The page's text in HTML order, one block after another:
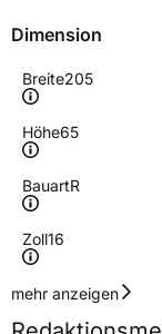
Dimension
Breite205
Höhe65
BauartR
Zoll16
mehr anzeigen